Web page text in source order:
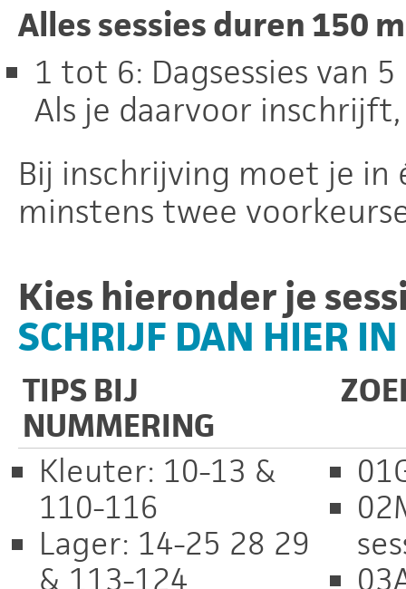
Alles sessies duren 150
1 tot 6: Dagsessies van
Als je daarvoor
Bij inschrijving moet je in
minstens twee
Kies hieronder je
SCHRIJF DAN HIER IN
TIPS BIJ
NUMMERING
Kleuter: 10-13 &
110-116
Lager: 14-25 28 29
& 113-124